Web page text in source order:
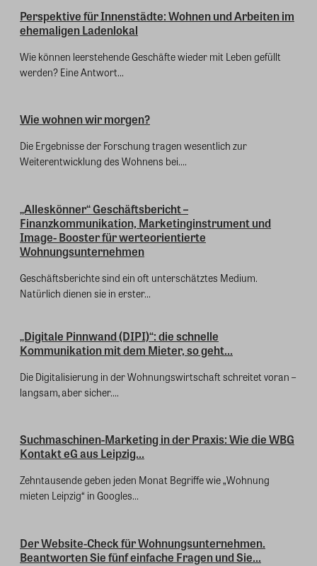
Perspektive für Innenstädte: Wohnen und Arbeiten im
ehemaligen Ladenlokal
Wie können leerstehende Geschäfte wieder mit Leben gefüllt
werden? Eine Antwort...
Wie wohnen wir morgen?
Die Ergebnisse der Forschung tragen wesentlich zur
Weiterentwicklung des Wohnens bei....
„Alleskönner“ Geschäftsbericht –
Finanzkommunikation, Marketinginstrument und
Image- Booster für werteorientierte
Wohnungsunternehmen
Geschäftsberichte sind ein oft unterschätztes Medium.
Natürlich dienen sie in erster...
„Digitale Pinnwand (DIPI)“: die schnelle
Kommunikation mit dem Mieter, so geht...
Die Digitalisierung in der Wohnungswirtschaft schreitet voran –
langsam, aber sicher....
Suchmaschinen-Marketing in der Praxis: Wie die WBG
Kontakt eG aus Leipzig...
Zehntausende geben jeden Monat Begriffe wie „Wohnung
mieten Leipzig“ in Googles...
Der Website-Check für Wohnungsunternehmen.
Beantworten Sie fünf einfache Fragen und Sie...